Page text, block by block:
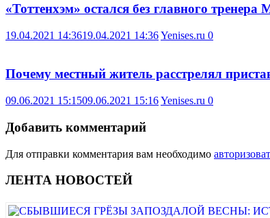
«Тоттенхэм» остался без главного
19.04.2021 14:3619.04.2021 14:36Yenises.ru 0
Почему местный житель расстрелял
09.06.2021 15:1509.06.2021 15:16Yenises.ru 0
Добавить комментарий
Для отправки комментария вам необходимо
ЛЕНТА НОВОСТЕЙ